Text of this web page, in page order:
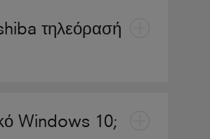
τηλεόρασή
Windows 10;